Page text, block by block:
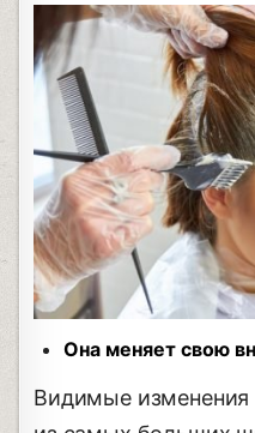
Она меняет свою
Видимые